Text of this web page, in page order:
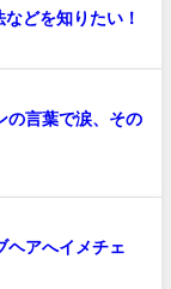
どを知りたい！
の言葉で涙、その
ヘアへイメチェ